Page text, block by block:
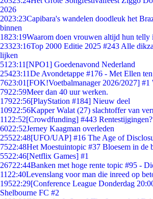
2026
2023:23Capibara's wandelen doodleuk het
binnen
1823:19Waarom doen vrouwen altijd hun telly
23323:16Top 2000 Editie 2025 #243 Alle
lijken
51 23:11 [NPO1] Goedenavond Nederland
25423:11De Avondetappe #176 - Met Ellen
7623:01 [FOK!Voetbalmanager 2026/2027] #1
7922:59Meer dan 40 uur werken.
17922:56[PlayStation #184] Nieuw deel
10922:56Kapper Walat (27) slachtoffer van
11 22:52[Crowdfunding] #443 Rentestijgingen?
6022:52Jerney Kaagman overleden
25522:48[UFO/UAP] #16 The Age of
7522:48Het Moestuintopic #37 Bloesem in de
5522:46[Netflix Games] #1
26722:44Banken met hoge rente topic #95 -
11 22:40Levenslang voor man die inreed op
19522:29[Conference League Donderdag
Shelbourne FC #2